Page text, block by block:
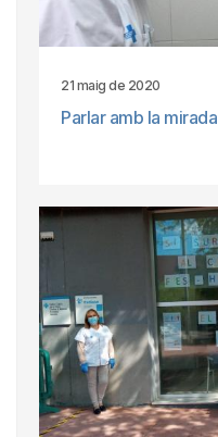
21 maig de 2020
Parlar amb la mirada